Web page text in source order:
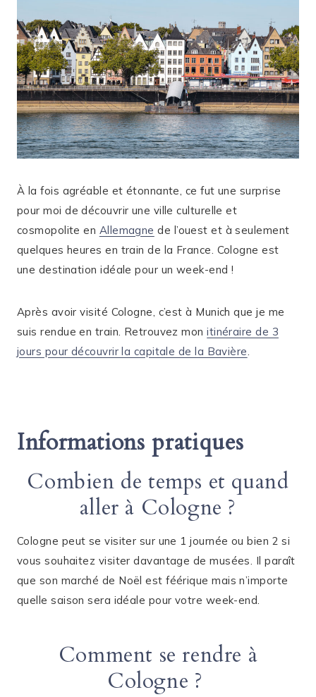
À la fois agréable et étonnante, ce fut une surprise
pour moi de découvrir une ville culturelle et
cosmopolite en Allemagne de l’ouest et à seulement
quelques heures en train de la France. Cologne est
une destination idéale pour un week-end !
Après avoir visité Cologne, c’est à Munich que je me
suis rendue en train. Retrouvez monitinéraire de 3
jours pour découvrir la capitale de la Bavière.
Informations pratiques
Combien de temps et quand
aller à Cologne ?
Cologne peut se visiter sur une 1 journée ou bien 2 si
vous souhaitez visiter davantage de musées. Il paraît
que son marché de Noël est féérique mais n’importe
quelle saison sera idéale pour votre week-end.
Comment se rendre à
Cologne ?